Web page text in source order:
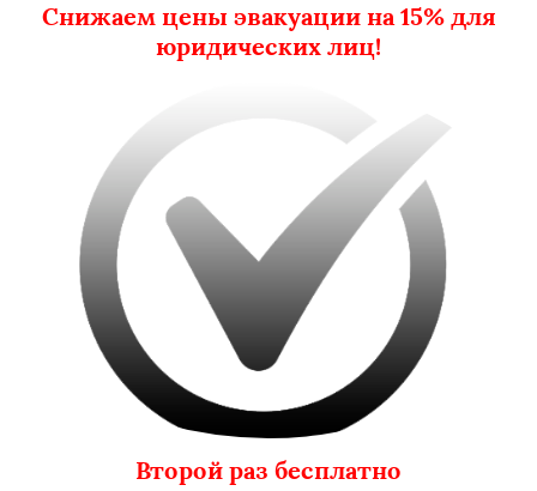
Снижаем цены эвакуации на 15% для
юридических лиц!
Второй раз бесплатно